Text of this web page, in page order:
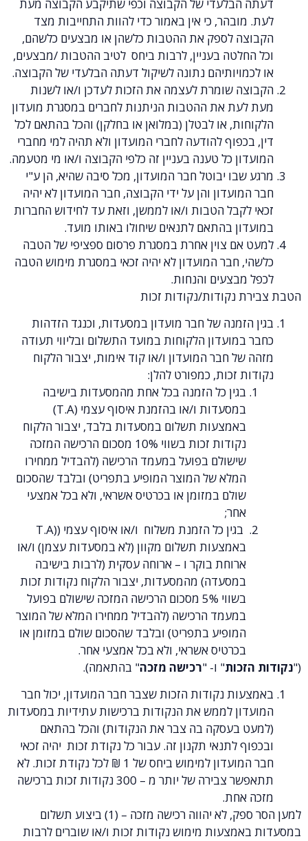
של הקבוצה וכפי שתיקבע הקבוצה מעת
כי אין באמור כדי להוות התחייבות מצד
לספק את ההטבות כלשהן או מבצעים כלשהם,
בעניין, לרבות ביחס לטיב ההטבות /מבצעים,
נתונה לשיקול דעתה הבלעדי של הקבוצה.
שומרת לעצמה את הזכות לעדכן ו/או לשנות
את ההטבות הניתנות לחברים במסגרת מועדון
או לבטלן (במלואן או בחלקן) והכל בהתאם לכל
להודעה לחברי המועדון ולא תהיה למי מחברי
כל טענה בעניין זה כלפי הקבוצה ו/או מי מטעמה.
יבוטל חבר המועדון, מכל סיבה שהיא, הן ע"י
והן על ידי הקבוצה, חבר המועדון לא יהיה
הטבות ו/או לממשן, וזאת עד לחידוש החברות
בהתאם לתנאים שיחולו באותו מועד.
צוין אחרת במסגרת פרסום ספציפי של הטבה
חבר המועדון לא יהיה זכאי במסגרת מימוש הטבה
והנחות.
נקודות/נקודות זכות
של חבר מועדון במסעדות, וכנגד הזדהות
הלקוחות במועד התשלום ובליווי תעודה
חבר המועדון ו/או קוד אימות, יצבור הלקוח
זכות, כמפורט להלן:
בגין כל הזמנה בכל אחת מהמסעדות בישיבה
במסעדות ו/או בהזמנת איסוף עצמי (T.A)
באמצעות תשלום במסעדות בלבד, יצבור הלקוח
נקודות זכות בשווי 10% מסכום הרכישה המזכה
שישולם בפועל במעמד הרכישה (להבדיל ממחירו
המלא של המוצר המופיע בתפריט) ובלבד שהסכום
שולם במזומן או בכרטיס אשראי, ולא בכל אמצעי
בגין כל הזמנת משלוח ו/או איסוף עצמי ((T.A
באמצעות תשלום מקוון (לא במסעדות עצמן) ו/או
ארוחת בוקר ו – ארוחה עסקית (לרבות בישיבה
במסעדה) מהמסעדות, יצבור הלקוח נקודות זכות
בשווי 5% מסכום הרכישה המזכה שישולם בפועל
במעמד הרכישה (להבדיל ממחירו המלא של המוצר
המופיע בתפריט) ובלבד שהסכום שולם במזומן או
בכרטיס אשראי, ולא בכל אמצעי אחר.
" ו- "רכישה מזכה" בהתאמה).
נקודות הזכות שצבר חבר המועדון, יכול חבר
לממש את הנקודות ברכישות עתידיות במסעדות
בעסקה בה צבר את הנקודות) והכל בהתאם
לתנאי תקנון זה. עבור כל נקודת זכות יהיה זכאי
חבר המועדון למימוש ביחס של 1 ₪ לכל נקודת זכות. לא
תתאפשר צבירה של יותר מ – 300 נקודות זכות ברכישה
למען הסר ספק, לא יהווה רכישה מזכה – (1) ביצוע תשלום
מימוש נקודות זכות ו/או שוברים לרבות